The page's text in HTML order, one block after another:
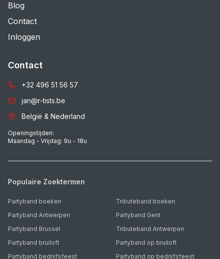
Blog
Contact
Inloggen
Contact
+32 496 51 56 57
jan@r-tists.be
België & Nederland
Openingstijden:
Maandag - Vrijdag: 9u - 18u
Populaire Zoektermen
Partyband boeken
Tributeband boeken
Partyband Antwerpen
Partyband Gent
Partyband Brussel
Tributeband Antwerpen
Partyband bruiloft
Partyband op bruiloft
Partyband bedrijfsfeest
Partyband op bedrijfsfeest